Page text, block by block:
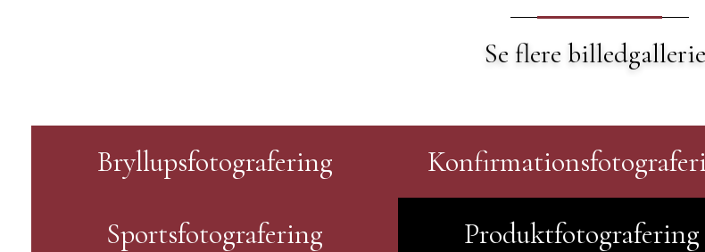
Se flere
Bryllupsfotografering
Sportsfotografering Produktfotografering